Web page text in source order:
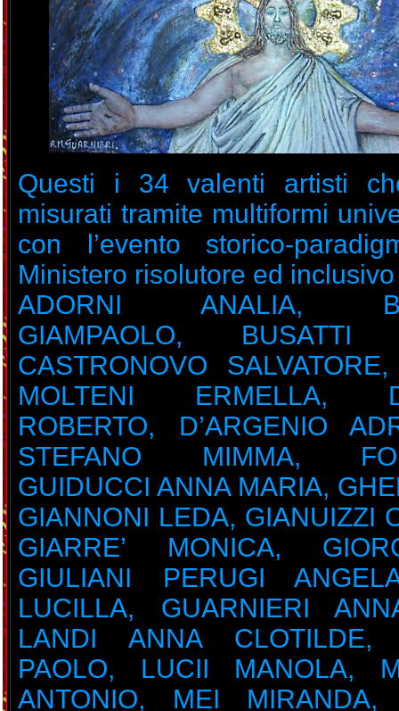
Questi i 34 valenti artisti
misurati tramite multiformi
con l’evento storico-
Ministero risolutore ed
ADORNI ANALIA,
GIAMPAOLO, BUSATTI
CASTRONOVO
MOLTENI ERMELLA,
ROBERTO, D’ARGENIO
STEFANO MIMMA,
GUIDUCCI ANNA MARIA,
GIANNONI LEDA, GIANUIZZI
GIARRE’ MONICA,
GIULIANI PERUGI
LUCILLA, GUARNIERI
LANDI ANNA CLOTILDE,
PAOLO, LUCII MANOLA,
ANTONIO, MEI MIRANDA,